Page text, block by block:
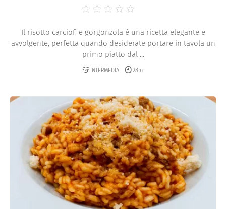
Il risotto carciofi e gorgonzola è una ricetta elegante e
avvolgente, perfetta quando desiderate portare in tavola un
primo piatto dal ...
INTERMEDIA 28m